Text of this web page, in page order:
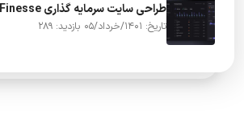
طراحی سایت سرمایه گذاری Finesse
تاریخ: 1401/خرداد/05 بازدید: 289